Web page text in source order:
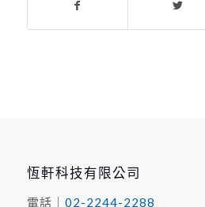
恆軒科技有限公司
電話｜ 02-2244-2288